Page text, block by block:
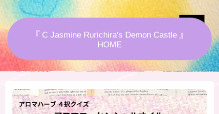
★アロマハーブ傾向チェック
秘密部屋
『 C Jasmine Rurichira's Demon Castle 』
HOME